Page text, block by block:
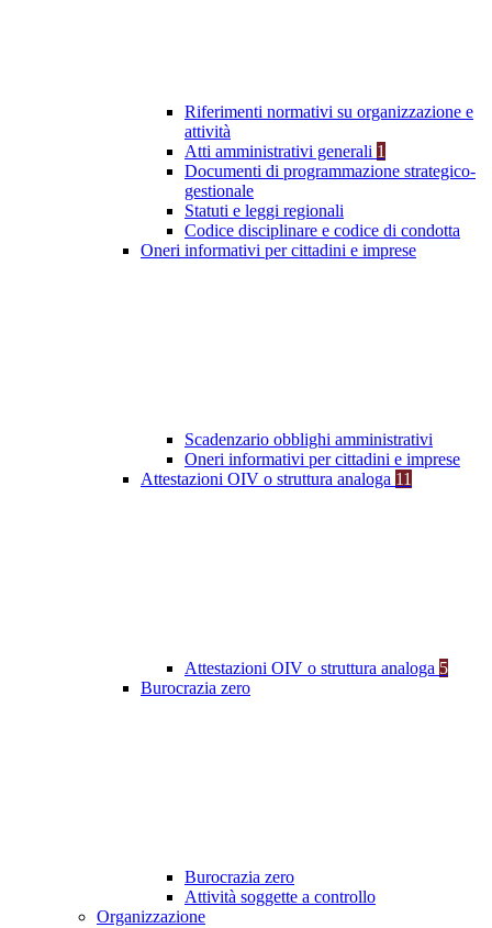
Riferimenti normativi su organizzazione e
attività
Atti amministrativi generali 1
Documenti di programmazione strategico-
gestionale
Statuti e leggi regionali
Codice disciplinare e codice di condotta
Oneri informativi per cittadini e imprese
Scadenzario obblighi amministrativi
Oneri informativi per cittadini e imprese
Attestazioni OIV o struttura analoga 11
Attestazioni OIV o struttura analoga 5
Burocrazia zero
Burocrazia zero
Attività soggette a controllo
Organizzazione